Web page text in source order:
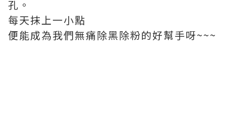
孔。
每天抹上一小點
便能成為我們無痛除黑除粉的好幫手呀~~~